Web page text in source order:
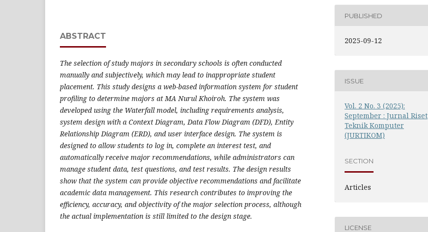
ABSTRACT
The selection of study majors in secondary schools is often conducted
manually and subjectively, which may lead to inappropriate student
placement. This study designs a web-based information system for student
profiling to determine majors at MA Nurul Khoiroh. The system was
developed using the Waterfall model, including requirements analysis,
system design with a Context Diagram, Data Flow Diagram (DFD), Entity
Relationship Diagram (ERD), and user interface design. The system is
designed to allow students to log in, complete an interest test, and
automatically receive major recommendations, while administrators can
manage student data, test questions, and test results. The design results
show that the system can provide objective recommendations and facilitate
academic data management. This research contributes to improving the
efficiency, accuracy, and objectivity of the major selection process, although
the actual implementation is still limited to the design stage.
PUBLISHED
2025-09-12
ISSUE
Vol. 2 No. 3 (2025):
September : Jurnal Riset
Teknik Komputer
(JURTIKOM)
SECTION
Articles
LICENSE